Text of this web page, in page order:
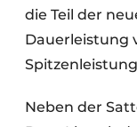
die Teil der
Dauerleistung
Neben der